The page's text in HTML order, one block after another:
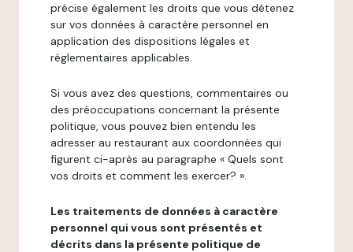
précise également les droits que vous détenez
sur vos données à caractère personnel en
application des dispositions légales et
réglementaires applicables.
Si vous avez des questions, commentaires ou
des préoccupations concernant la présente
politique, vous pouvez bien entendu les
adresser au restaurant aux coordonnées qui
figurent ci-après au paragraphe « Quels sont
vos droits et comment les exercer? ».
Les traitements de données à caractère
personnel qui vous sont présentés et
décrits dans la présente politique de